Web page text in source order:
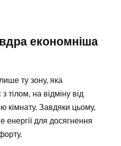
економніша
ту зону, яка
тілом, на відміну від
кімнату. Завдяки цьому,
для досягнення